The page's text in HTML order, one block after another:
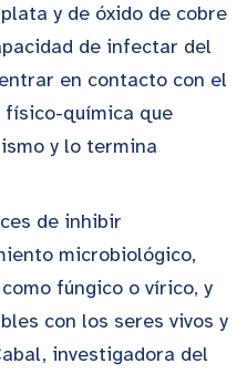
y de óxido de cobre
de infectar del
en contacto con el
físico-química que
y lo termina
de inhibir
microbiológico,
fúngico o vírico, y
con los seres vivos y
investigadora del